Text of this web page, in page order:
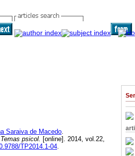
Saraiva de Macedo.
Temas psicol. [online]. 2014, vol.22,
TP2014.1-04.